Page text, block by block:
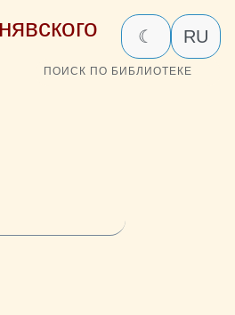
☾ RU
ПОИСК ПО БИБЛИОТЕКЕ